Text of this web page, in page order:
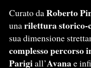
Curato daRoberto
unarilettura storico-
sua dimensione
complesso percorso
Parigiall’Avanae